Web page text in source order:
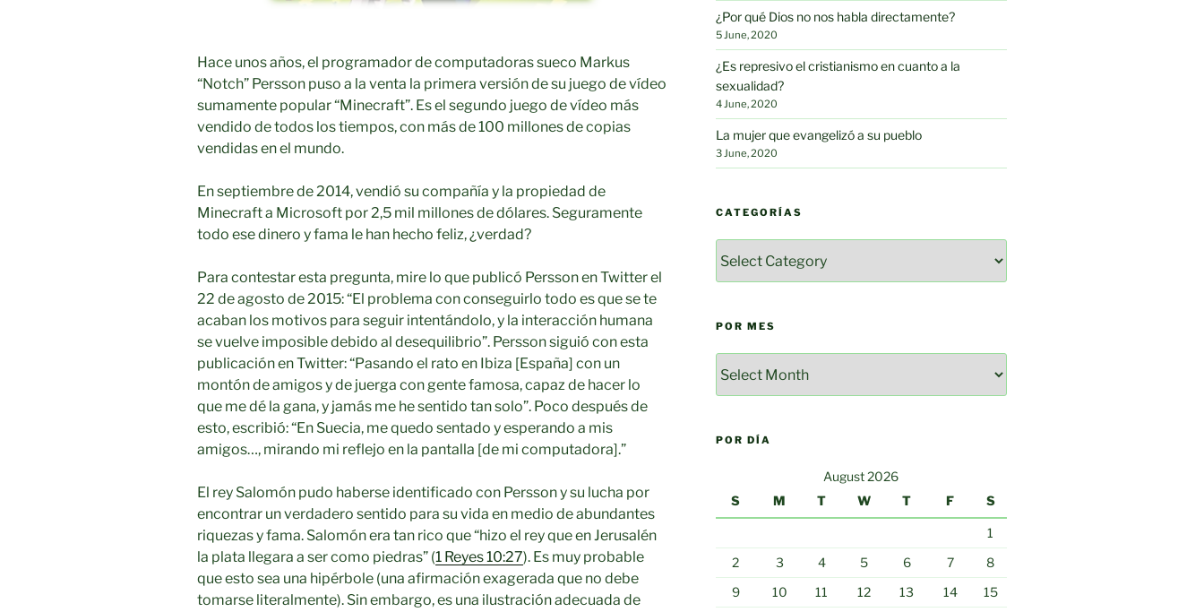
Hace unos años, el programador de computadoras sueco Markus
“Notch” Persson puso a la venta la primera versión de su juego de vídeo
sumamente popular “Minecraft”. Es el segundo juego de vídeo más
vendido de todos los tiempos, con más de 100 millones de copias
vendidas en el mundo.
En septiembre de 2014, vendió su compañía y la propiedad de
Minecraft a Microsoft por 2,5 mil millones de dólares. Seguramente
todo ese dinero y fama le han hecho feliz, ¿verdad?
Para contestar esta pregunta, mire lo que publicó Persson en Twitter el
22 de agosto de 2015: “El problema con conseguirlo todo es que se te
acaban los motivos para seguir intentándolo, y la interacción humana
se vuelve imposible debido al desequilibrio”. Persson siguió con esta
publicación en Twitter: “Pasando el rato en Ibiza [España] con un
montón de amigos y de juerga con gente famosa, capaz de hacer lo
que me dé la gana, y jamás me he sentido tan solo”. Poco después de
esto, escribió: “En Suecia, me quedo sentado y esperando a mis
amigos…, mirando mi reflejo en la pantalla [de mi computadora].”
El rey Salomón pudo haberse identificado con Persson y su lucha por
encontrar un verdadero sentido para su vida en medio de abundantes
riquezas y fama. Salomón era tan rico que “hizo el rey que en Jerusalén
la plata llegara a ser como piedras” (1 Reyes 10:27). Es muy probable
que esto sea una hipérbole (una afirmación exagerada que no debe
tomarse literalmente). Sin embargo, es una ilustración adecuada de
¿Por qué Dios no nos habla directamente?
5 June, 2020
¿Es represivo el cristianismo en cuanto a la
sexualidad?
4 June, 2020
La mujer que evangelizó a su pueblo
3 June, 2020
CATEGORÍAS
POR MES
mes
POR DÍA
August 2026
S
M T W T F S
1
2
3 4 5 6 7
8
9
10 11 12 13 14
15